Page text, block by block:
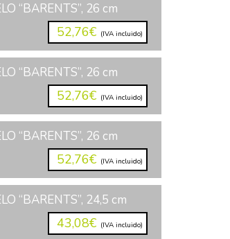
“BARENTS”, 26 cm
52,76€ (IVA incluido)
“BARENTS”, 26 cm
52,76€ (IVA incluido)
“BARENTS”, 26 cm
52,76€ (IVA incluido)
“BARENTS”, 24,5 cm
43,08€ (IVA incluido)